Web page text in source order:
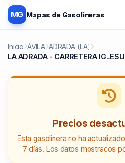
MG Mapas de Gasolineras
Inicio ÁVILA ADRADA (LA)
LA ADRADA - CARRETERA
Precios
Esta gasolinera no ha
7 días. Los datos mostrados